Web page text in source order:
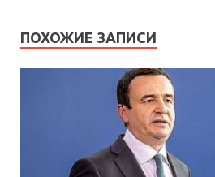
ПОХОЖИЕ ЗАПИСИ